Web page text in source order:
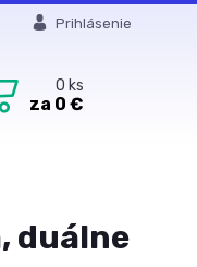
Prihlásenie
0 ks
za 0 €
duálne